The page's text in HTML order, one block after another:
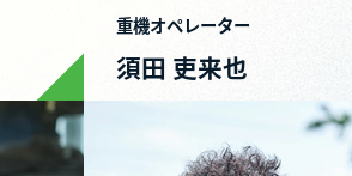
社員インタビュー